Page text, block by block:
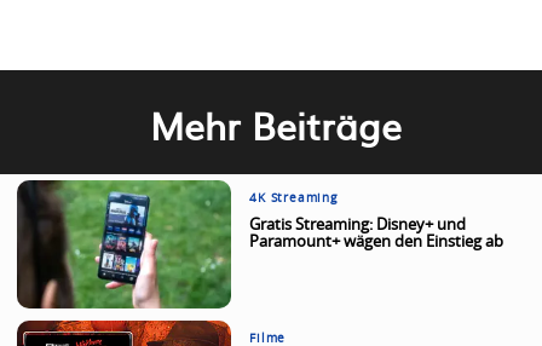
Mehr Beiträge
4K Streaming
Gratis Streaming: Disney+ und
Paramount+ wägen den Einstieg ab
Filme